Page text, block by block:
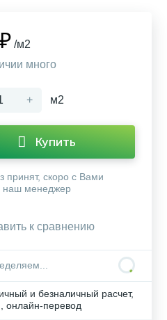
/м2
много
+ м2
Купить
принят, скоро с Вами
наш менеджер
к сравнению
и безналичный расчет,
онлайн-перевод